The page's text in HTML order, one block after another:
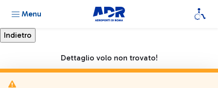
Menu
Dettaglio volo non trovato!